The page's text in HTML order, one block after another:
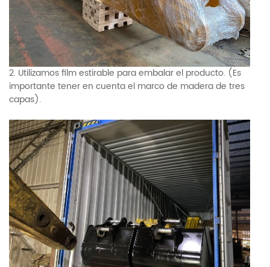
2. Utilizamos film estirable para embalar el producto. (Es
importante tener en cuenta el marco de madera de tres
capas).